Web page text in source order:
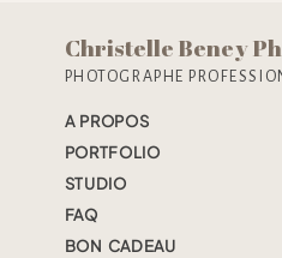
Christelle Beney
PHOTOGRAPHE
A PROPOS
PORTFOLIO
STUDIO
FAQ
BON CADEAU